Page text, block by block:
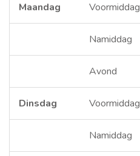
Maandag Voormiddag
Namiddag
Avond
Dinsdag Voormiddag
Namiddag